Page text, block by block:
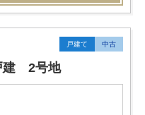
戸建て 中古
建 2号地